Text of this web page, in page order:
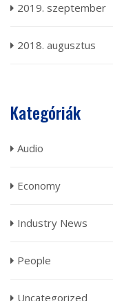
2019. szeptember
2018. augusztus
Kategóriák
Audio
Economy
Industry News
People
Uncategorized